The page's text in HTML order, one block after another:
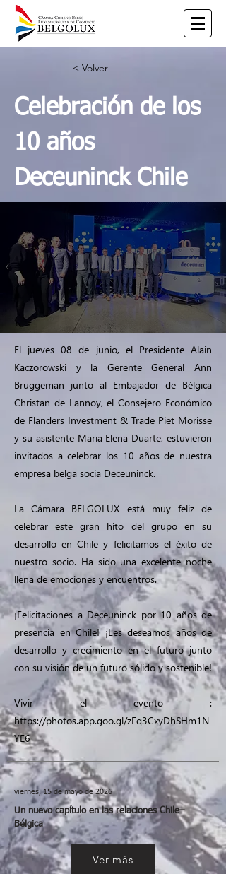
< Volver
Celebración de los
10 años
Deceuninck Chile
El jueves 08 de junio, el Presidente Alain
Kaczorowski y la Gerente General Ann
Bruggeman junto al Embajador de Bélgica
Christan de Lannoy, el Consejero Económico
de Flanders Investment & Trade Piet Morisse
y su asistente Maria Elena Duarte, estuvieron
invitados a celebrar los 10 años de nuestra
empresa belga socia Deceuninck.
La Cámara BELGOLUX está muy feliz de
celebrar este gran hito del grupo en su
desarrollo en Chile y felicitamos el éxito de
nuestro socio. Ha sido una excelente noche
llena de emociones y encuentros.
¡Felicitaciones a Deceuninck por 10 años de
presencia en Chile! ¡Les deseamos años de
desarrollo y crecimiento en el futuro junto
con su visión de un futuro sólido y sostenible!
Vivir el evento :
https://photos.app.goo.gl/zFq3CxyDhSHm1N
YE6
viernes, 15 de mayo de 2026
Un nuevo capítulo en las relaciones Chile–
Bélgica
Ver más